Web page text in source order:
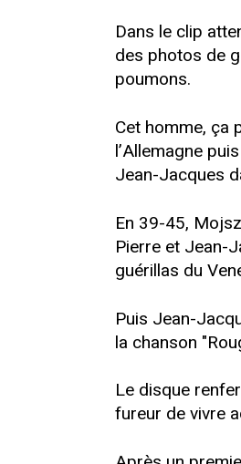
Dans le clip
des photos de
poumons.
Cet homme, ça
l’Allemagne
Jean-Jacques
En 39-45,
Pierre et Jean-
guérillas du
Puis Jean-
la chanson
Le disque
fureur de vivre